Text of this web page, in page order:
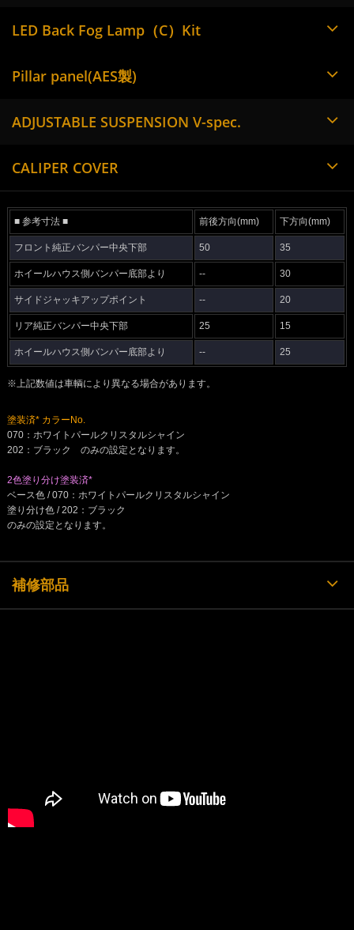
LED Back Fog Lamp（C）Kit
Pillar panel(AES製)
ADJUSTABLE SUSPENSION V-spec.
CALIPER COVER
■ 参考寸法 ■ 前後方向(mm) 下方向(mm)
フロント純正バンパー中央下部 50 35
ホイールハウス側バンパー底部より -- 30
サイドジャッキアップポイント -- 20
リア純正バンパー中央下部 25 15
ホイールハウス側バンパー底部より -- 25
※上記数値は車輌により異なる場合があります。
塗装済* カラーNo.
070：ホワイトパールクリスタルシャイン
202：ブラック のみの設定となります。
2色塗り分け塗装済*
ベース色 / 070：ホワイトパールクリスタルシャイン
塗り分け色 / 202：ブラック
のみの設定となります。
補修部品